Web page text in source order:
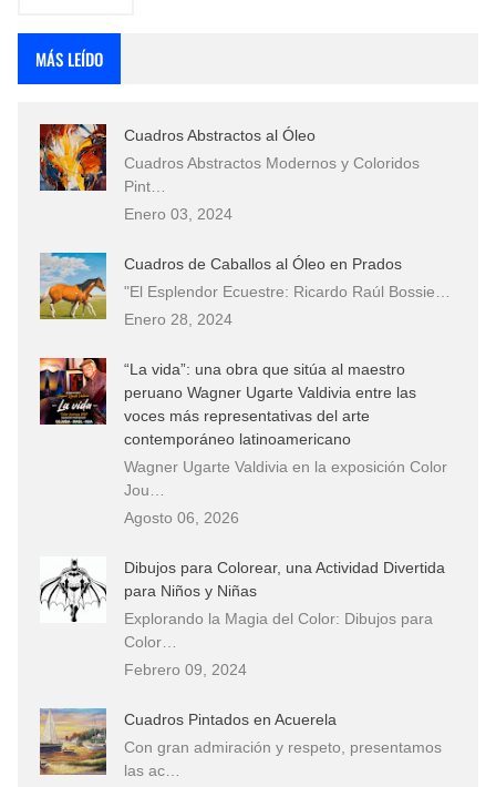
MÁS LEÍDO
Cuadros Abstractos al Óleo
Cuadros Abstractos Modernos y Coloridos
Pint…
Enero 03, 2024
Cuadros de Caballos al Óleo en Prados
"El Esplendor Ecuestre: Ricardo Raúl Bossie…
Enero 28, 2024
“La vida”: una obra que sitúa al maestro
peruano Wagner Ugarte Valdivia entre las
voces más representativas del arte
contemporáneo latinoamericano
Wagner Ugarte Valdivia en la exposición Color
Jou…
Agosto 06, 2026
Dibujos para Colorear, una Actividad Divertida
para Niños y Niñas
Explorando la Magia del Color: Dibujos para
Color…
Febrero 09, 2024
Cuadros Pintados en Acuerela
Con gran admiración y respeto, presentamos
las ac…